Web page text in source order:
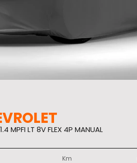
MPFI LT 8V FLEX 4P MANUAL
Km